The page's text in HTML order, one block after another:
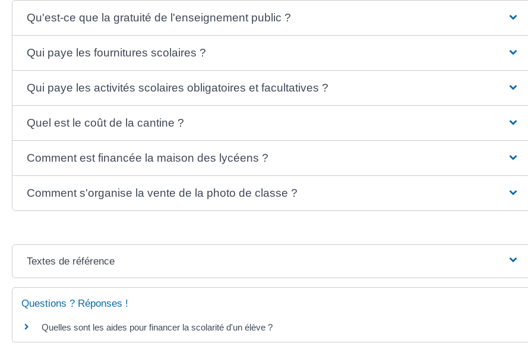
Qu'est-ce que la gratuité de l'enseignement public ?
Qui paye les fournitures scolaires ?
Qui paye les activités scolaires obligatoires et facultatives ?
Quel est le coût de la cantine ?
Comment est financée la maison des lycéens ?
Comment s'organise la vente de la photo de classe ?
Textes de référence
Questions ? Réponses !
Quelles sont les aides pour financer la scolarité d'un élève ?